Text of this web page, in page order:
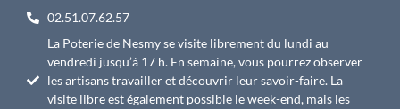
02.51.07.62.57
La Poterie de Nesmy se visite librement du lundi au
vendredi jusqu’à 17 h. En semaine, vous pourrez observer
les artisans travailler et découvrir leur savoir-faire. La
visite libre est également possible le week-end, mais les